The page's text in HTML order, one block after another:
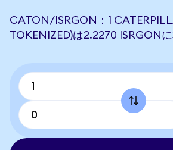
CATON/ISRGON：1
TOKENIZED)は2.2270 ISRGON